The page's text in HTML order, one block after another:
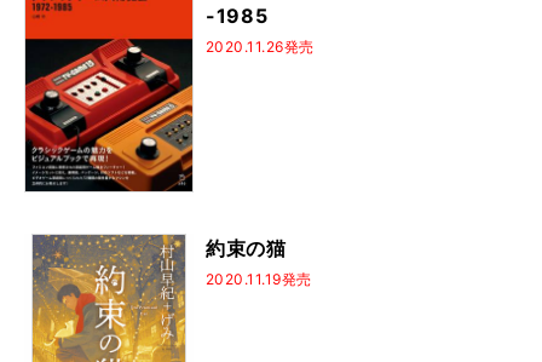
-1985
2020.11.26発売
約束の猫
2020.11.19発売